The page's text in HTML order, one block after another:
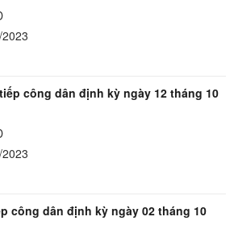
công dân định kỳ ngày 12 tháng 10
công dân định kỳ ngày 02 tháng 10